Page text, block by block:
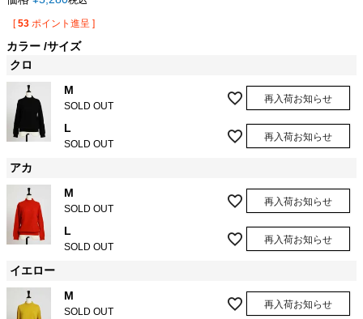
[ 53 ポイント進呈 ]
カラー サイズ
クロ
M
SOLD OUT
再入荷お知らせ
L
SOLD OUT
再入荷お知らせ
アカ
M
SOLD OUT
再入荷お知らせ
L
SOLD OUT
再入荷お知らせ
イエロー
M
SOLD OUT
再入荷お知らせ